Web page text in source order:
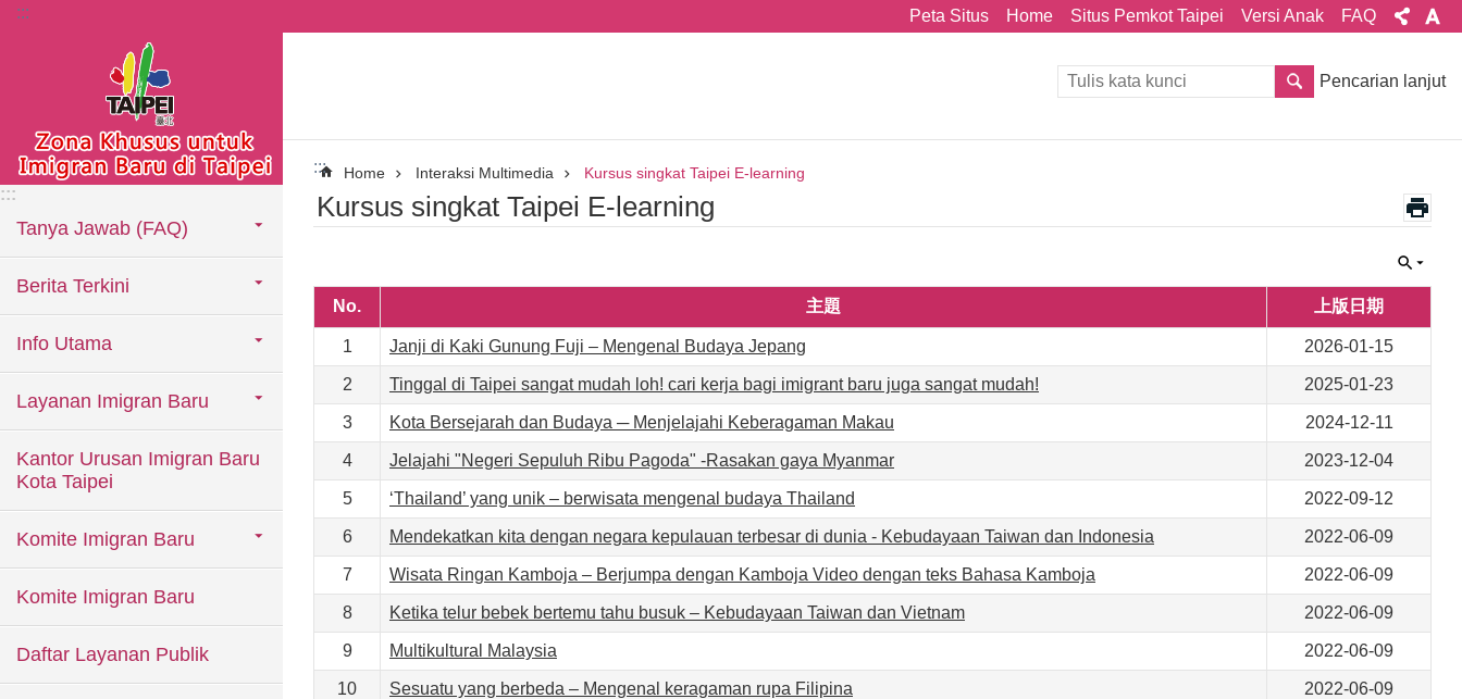
Lompat ke blok konten utama
::: Peta Situs Home Situs Pemkot Taipei Versi Anak FAQ
:::
Tanya Jawab (FAQ)
Berita Terkini
Info Utama
Layanan Imigran Baru
Kantor Urusan Imigran Baru
Kota Taipei
Komite Imigran Baru
Komite Imigran Baru
Daftar Layanan Publik
Pencarian lanjut
::: Home Interaksi Multimedia Kursus singkat Taipei E-learning
Kursus singkat Taipei E-learning
No. 主題 上版日期
1 Janji di Kaki Gunung Fuji – Mengenal Budaya Jepang 2026-01-15
2 Tinggal di Taipei sangat mudah loh! cari kerja bagi imigrant baru juga sangat mudah! 2025-01-23
3 Kota Bersejarah dan Budaya ─ Menjelajahi Keberagaman Makau 2024-12-11
4 Jelajahi "Negeri Sepuluh Ribu Pagoda" -Rasakan gaya Myanmar 2023-12-04
5 ‘Thailand’ yang unik – berwisata mengenal budaya Thailand 2022-09-12
6 Mendekatkan kita dengan negara kepulauan terbesar di dunia - Kebudayaan Taiwan dan Indonesia 2022-06-09
7 Wisata Ringan Kamboja – Berjumpa dengan Kamboja Video dengan teks Bahasa Kamboja 2022-06-09
8 Ketika telur bebek bertemu tahu busuk – Kebudayaan Taiwan dan Vietnam 2022-06-09
9 Multikultural Malaysia 2022-06-09
10 Sesuatu yang berbeda – Mengenal keragaman rupa Filipina 2022-06-09